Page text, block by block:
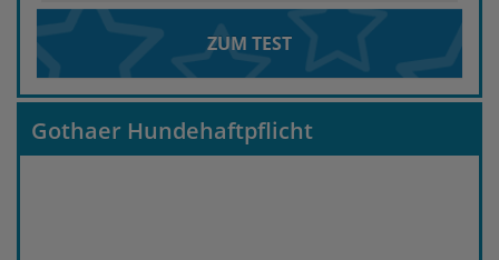
ZUM TEST
Gothaer Hundehaftpflicht